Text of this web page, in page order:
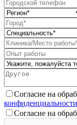
Согласие на
конфиденциальности
Согласие на